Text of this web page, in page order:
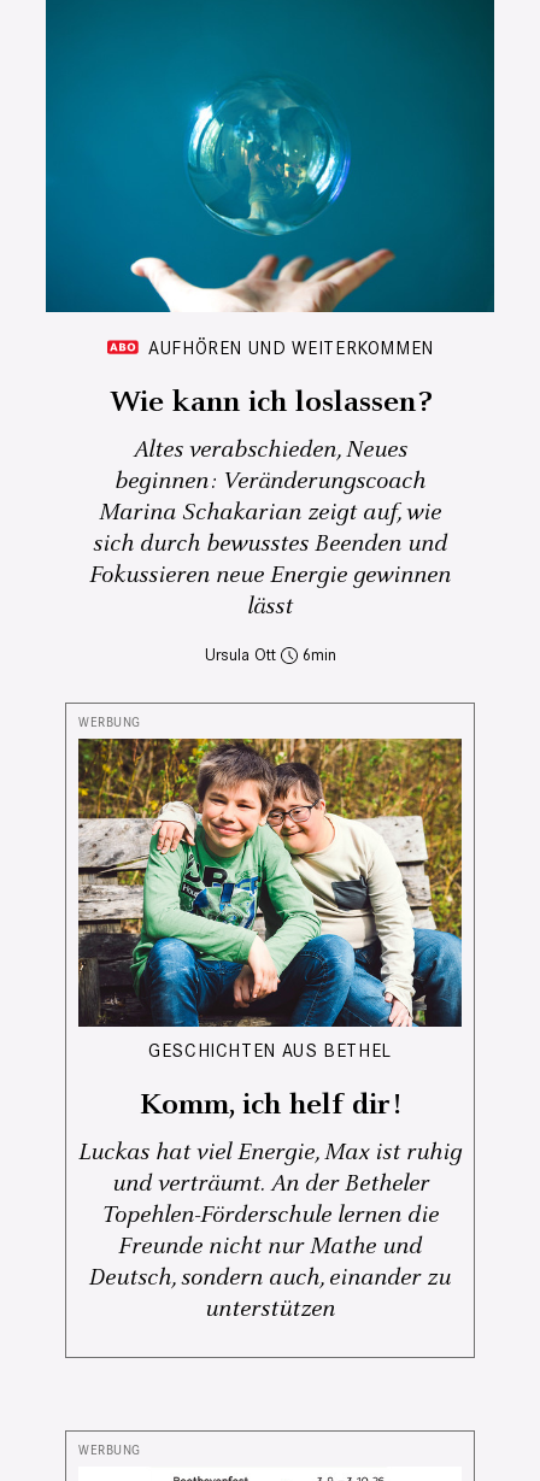
AUFHÖREN UND WEITERKOMMEN
Wie kann ich loslassen?
Altes verabschieden, Neues
beginnen: Veränderungscoach
Marina Schakarian zeigt auf, wie
sich durch bewusstes Beenden und
Fokussieren neue Energie gewinnen
lässt
Ursula Ott 6
GESCHICHTEN AUS BETHEL
Komm, ich helf dir!
Luckas hat viel Energie, Max ist ruhig
und verträumt. An der Betheler
Topehlen-Förderschule lernen die
Freunde nicht nur Mathe und
Deutsch, sondern auch, einander zu
unterstützen